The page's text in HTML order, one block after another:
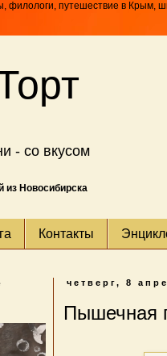
филологи, путешествие в Крым,
- со вкусом
из Новосибирска
Контакты
четверг, 8
Пышечная